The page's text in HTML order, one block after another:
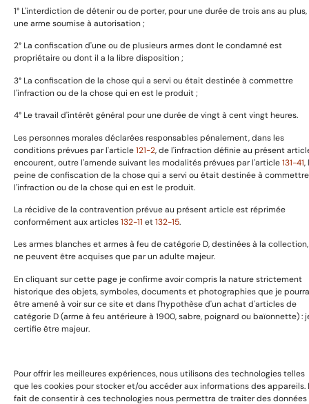
1° L'interdiction de détenir ou de porter, pour une durée de trois ans au plus,
une arme soumise à autorisation ;
2° La confiscation d'une ou de plusieurs armes dont le condamné est
propriétaire ou dont il a la libre disposition ;
3° La confiscation de la chose qui a servi ou était destinée à commettre
l'infraction ou de la chose qui en est le produit ;
4° Le travail d'intérêt général pour une durée de vingt à cent vingt heures.
Les personnes morales déclarées responsables pénalement, dans les
conditions prévues par l'article121-2, de l'infraction définie au présent
encourent, outre l'amende suivant les modalités prévues par l'article131-41,
peine de confiscation de la chose qui a servi ou était destinée à commettre
l'infraction ou de la chose qui en est le produit.
La récidive de la contravention prévue au présent article est réprimée
conformément aux articles132-11 et132-15.
Les armes blanches et armes à feu de catégorie D, destinées à la collection,
ne peuvent être acquises que par un adulte majeur.
En cliquant sur cette page je confirme avoir compris la nature strictement
historique des objets, symboles, documents et photographies que je
être amené à voir sur ce site et dans l'hypothèse d'un achat d'articles de
catégorie D (arme à feu antérieure à 1900, sabre, poignard ou baïonnette) :
certifie être majeur.
Pour offrir les meilleures expériences, nous utilisons des technologies telles
que les cookies pour stocker et/ou accéder aux informations des appareils.
fait de consentir à ces technologies nous permettra de traiter des données
Mentions légales
Politique de confidentialité
Politique de cookies
Conditions de retour et remboursemenet
Prestation de service
Expositions & Evénements
Copyright © 2025 GaillardAvant Collections, Tous droits
réservées. Boosté parPassionseo